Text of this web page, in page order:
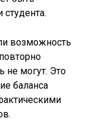
возможность
не могут. Это
баланса